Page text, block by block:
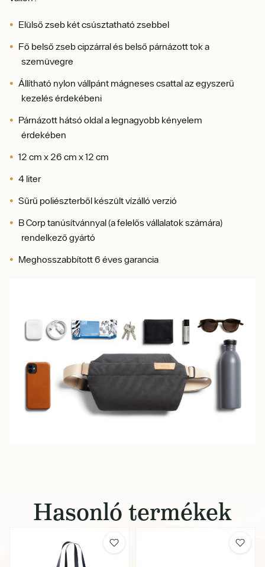
Elülső zseb két csúsztatható zsebbel
Fő belső zseb cipzárral és belső párnázott tok a
szemüvegre
Állítható nylon vállpánt mágneses csattal az egyszerű
kezelés érdekébeni
Párnázott hátsó oldal a legnagyobb kényelem
érdekében
12 cm x 26 cm x 12 cm
4 liter
Sűrű poliészterből készült vízálló verzió
B Corp tanúsítvánnyal (a felelős vállalatok számára)
rendelkező gyártó
Meghosszabbított 6 éves garancia
Hasonló termékek